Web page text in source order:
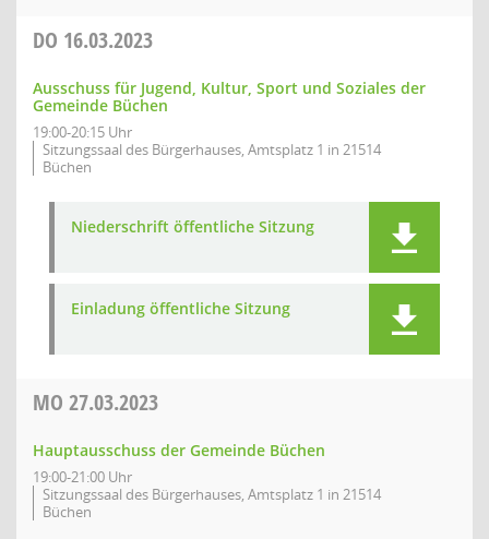
DO 16.03.2023
Ausschuss für Jugend, Kultur, Sport und Soziales der
Gemeinde Büchen
19:00-20:15 Uhr
Sitzungssaal des Bürgerhauses, Amtsplatz 1 in 21514
Büchen
Niederschrift öffentliche Sitzung
Einladung öffentliche Sitzung
MO 27.03.2023
Hauptausschuss der Gemeinde Büchen
19:00-21:00 Uhr
Sitzungssaal des Bürgerhauses, Amtsplatz 1 in 21514
Büchen